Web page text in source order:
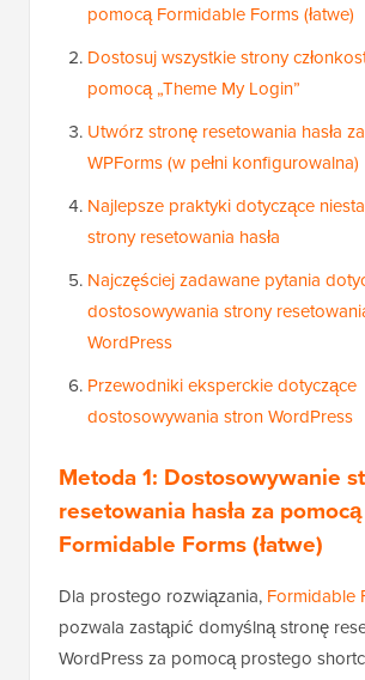
pomocą Formidable Forms (łatwe)
Dostosuj wszystkie strony
pomocą „Theme My Login”
Utwórz stronę resetowania hasła
WPForms (w pełni konfigurowalna)
Najlepsze praktyki dotyczące
strony resetowania hasła
Najczęściej zadawane pytania
dostosowywania strony
WordPress
Przewodniki eksperckie dotyczące
dostosowywania stron WordPress
Metoda 1: Dostosowywanie
resetowania hasła za pomocą
Formidable Forms (łatwe)
Dla prostego rozwiązania, Formidable
pozwala zastąpić domyślną stronę
WordPress za pomocą prostego